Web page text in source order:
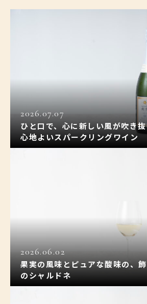
2026.07.07
ひと口で、心に新しい風が吹き
心地よいスパークリングワイン
2026.06.02
果実の風味とピュアな酸味の、
のシャルドネ